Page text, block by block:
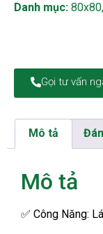
Danh mục: 80x80,
Gọi tư vấn
Mô tả
Mô tả
✅ Công Năng: